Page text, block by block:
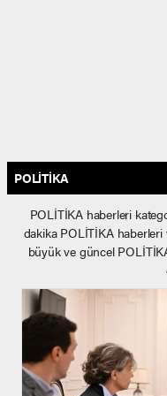
POLİTİKA
POLİTİKA haberleri
dakika POLİTİKA haberleri
büyük ve güncel